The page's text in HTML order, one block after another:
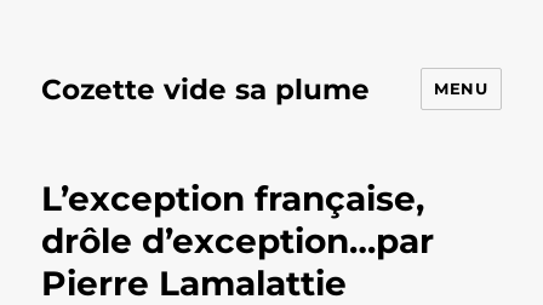
Cozette vide sa plume MENU
L’exception française,
drôle d’exception…par
Pierre Lamalattie